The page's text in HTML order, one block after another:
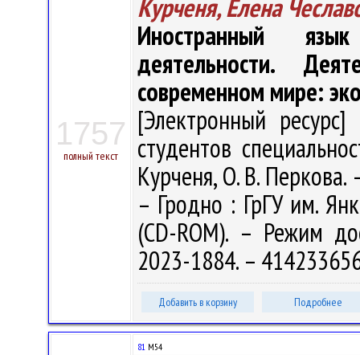
1757
полный текст
Курченя, Елена
Иностранный
деятельности.
современном мире:
[Электронный
студентов
Курченя, О. В. Перкова.
– Гродно : ГрГУ им.
(CD-ROM). – Режим
2023-1884. –
Добавить в корзину Подробнее
81 М54